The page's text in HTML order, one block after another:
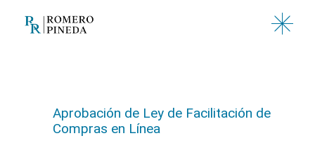
contenido
Aprobación de Ley de Facilitación de
Compras en Línea